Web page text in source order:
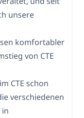
unsere
komfortabler
von CTE
CTE schon
verschiedenen
in